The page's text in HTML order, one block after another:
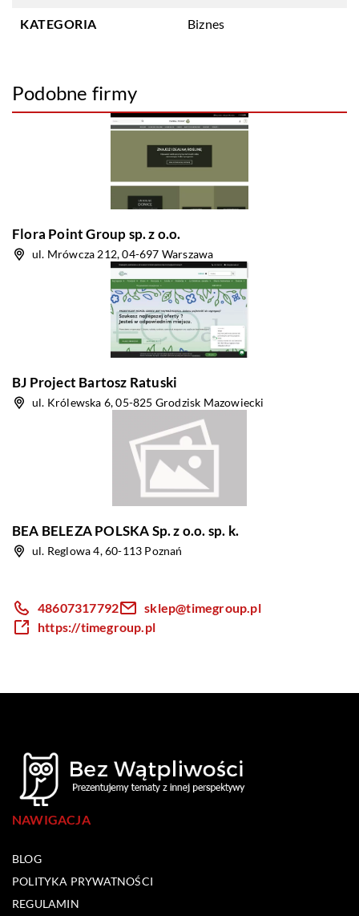
KATEGORIA Biznes
Podobne firmy
Flora Point Group sp. z o.o.
ul. Mrówcza 212, 04-697 Warszawa
BJ Project Bartosz Ratuski
ul. Królewska 6, 05-825 Grodzisk Mazowiecki
BEA BELEZA POLSKA Sp. z o.o. sp. k.
ul. Reglowa 4, 60-113 Poznań
48607317792
sklep@timegroup.pl
https://timegroup.pl
NAWIGACJA
BLOG
POLITYKA PRYWATNOŚCI
REGULAMIN